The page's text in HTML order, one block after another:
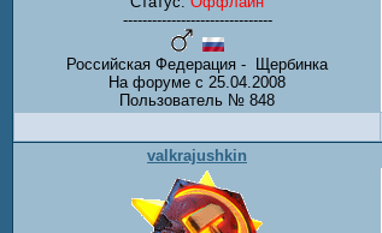
-------------------------------
Российская Федерация - Щербинка
На форуме с 25.04.2008
Пользователь № 848
valkrajushkin